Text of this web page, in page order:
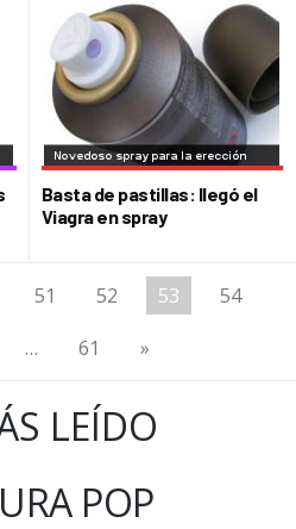
Basta de pastillas: llegó el
Viagra en spray
51 52 53
54
… 61 »
LEÍDO
POP